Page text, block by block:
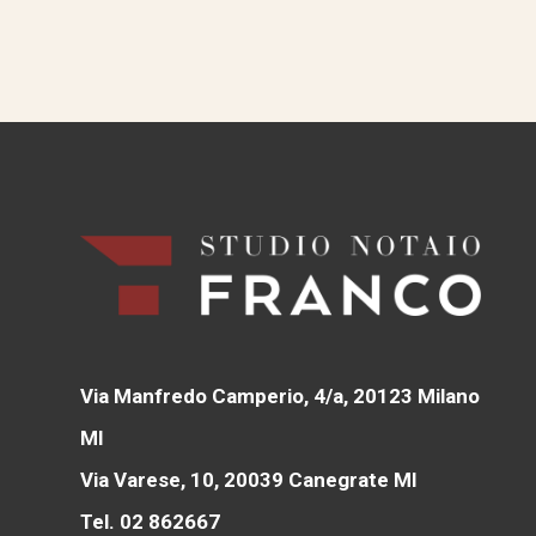
Via Manfredo Camperio, 4/a, 20123 Milano
MI
Via Varese, 10, 20039 Canegrate MI
Tel. 02 862667